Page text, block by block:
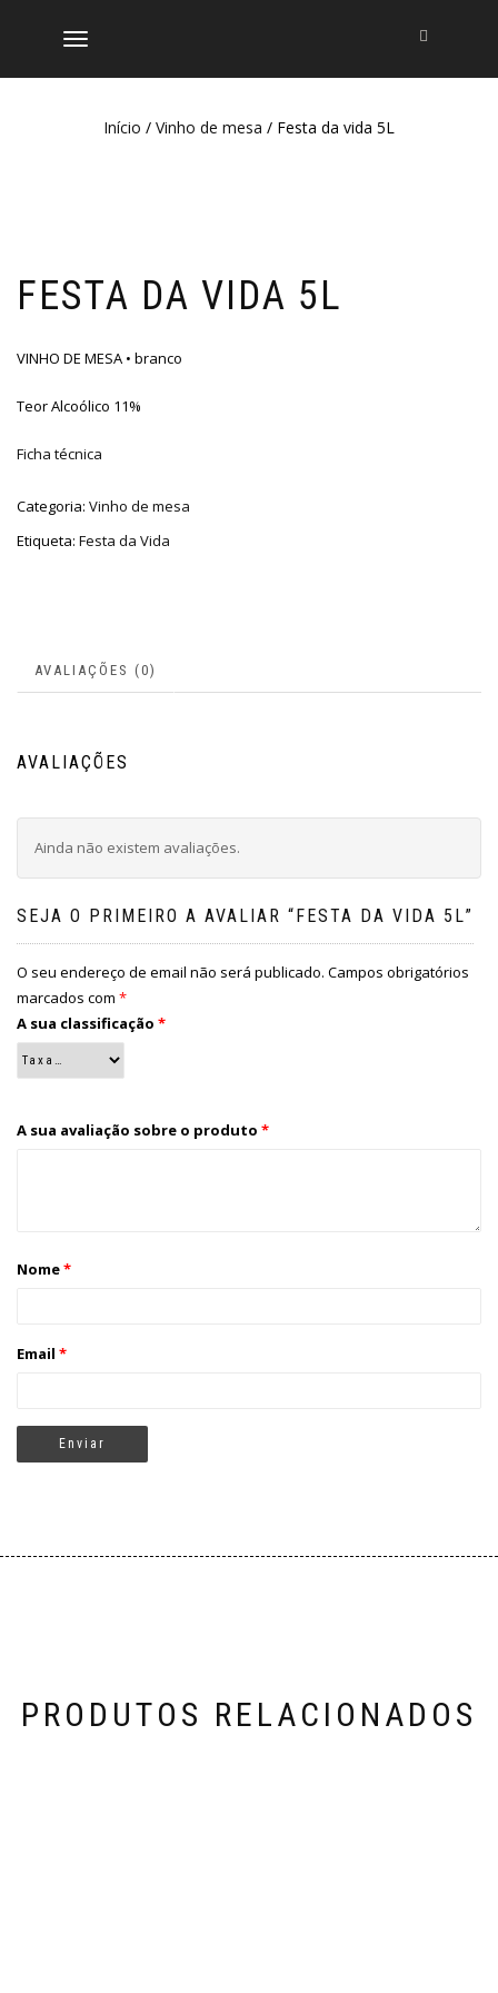
ALTERNAR
NAVEGAÇÃO
Início / Vinho de mesa / Festa da vida 5L
FESTA DA VIDA 5L
VINHO DE MESA • branco
Teor Alcoólico 11%
Ficha técnica
Categoria: Vinho de mesa
Etiqueta: Festa da Vida
AVALIAÇÕES (0)
AVALIAÇÕES
Ainda não existem avaliações.
SEJA O PRIMEIRO A AVALIAR “FESTA DA VIDA 5L”
O seu endereço de email não será publicado. Campos obrigatórios
marcados com *
A sua classificação *
A sua avaliação sobre o produto *
Nome*
Email *
PRODUTOS RELACIONADOS